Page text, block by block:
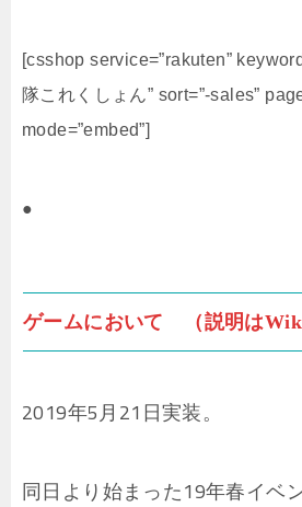
[csshop service=”rakuten”
隊これくしょん” sort=”-sales”
mode=”embed”]
●
ゲームにおいて （説明は
2019年5月21日実装。
同日より始まった19年春イベ